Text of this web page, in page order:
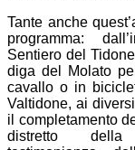
Tante anche
programma:
Sentiero del
diga del Molato
cavallo o in
Valtidone, ai
il completamento
distretto